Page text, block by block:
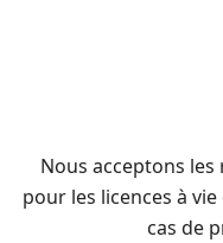
Nous acceptons
pour les licences à
cas de